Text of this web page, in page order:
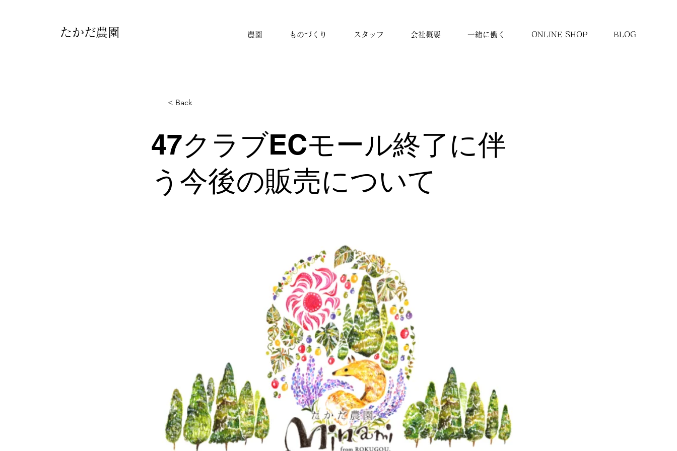
​たかだ農園 農園 ものづくり スタッフ 会社概要 一緒に働く ONLINE SHOP BLOG
< Back
47クラブECモール終了に伴
う今後の販売について